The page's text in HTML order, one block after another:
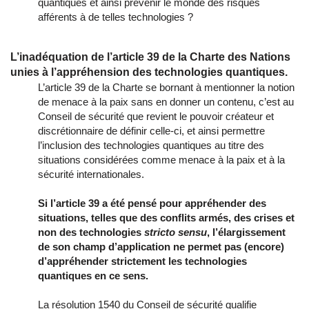
quantiques et ainsi prévenir le monde des risques
afférents à de telles technologies ?
L’inadéquation de l’article 39 de la Charte des Nations
unies à l’appréhension des technologies quantiques.
L’article 39 de la Charte se bornant à mentionner la notion
de menace à la paix sans en donner un contenu, c’est au
Conseil de sécurité que revient le pouvoir créateur et
discrétionnaire de définir celle-ci, et ainsi permettre
l’inclusion des technologies quantiques au titre des
situations considérées comme menace à la paix et à la
sécurité internationales.
Si l’article 39 a été pensé pour appréhender des
situations, telles que des conflits armés, des crises et
non des technologies stricto sensu, l’élargissement
de son champ d’application ne permet pas (encore)
d’appréhender strictement les technologies
quantiques en ce sens.
La résolution 1540 du Conseil de sécurité qualifie